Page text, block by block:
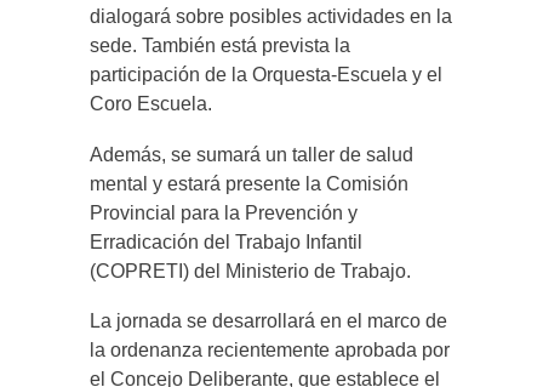
dialogará sobre posibles actividades en la
sede. También está prevista la
participación de la Orquesta-Escuela y el
Coro Escuela.
Además, se sumará un taller de salud
mental y estará presente la Comisión
Provincial para la Prevención y
Erradicación del Trabajo Infantil
(COPRETI) del Ministerio de Trabajo.
La jornada se desarrollará en el marco de
la ordenanza recientemente aprobada por
el Concejo Deliberante, que establece el